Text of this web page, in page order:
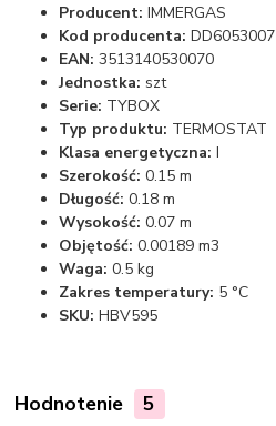
Producent: IMMERGAS
Kod producenta: DD6053007
EAN: 3513140530070
Jednostka: szt
Serie: TYBOX
Typ produktu: TERMOSTAT
Klasa energetyczna: I
Szerokość: 0.15 m
Długość: 0.18 m
Wysokość: 0.07 m
Objętość: 0.00189 m3
Waga: 0.5 kg
Zakres temperatury: 5 °C
SKU: HBV595
Hodnotenie 5